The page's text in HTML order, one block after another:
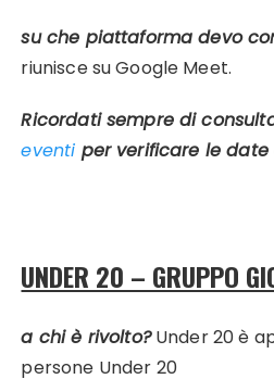
su che piattaforma devo
riunisce su Google Meet.
Ricordati sempre di
eventi per verificare le date
UNDER 20 – GRUPPO
a chi è rivolto? Under 20 è
persone Under 20